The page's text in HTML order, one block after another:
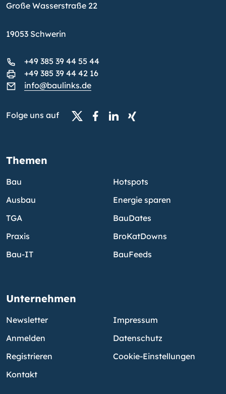
Große Wasserstraße 22
19053 Schwerin
+49 385 39 44 55 44
+49 385 39 44 42 16
info@baulinks.de
Folge uns auf
Themen
Bau
Ausbau
TGA
Praxis
Bau-IT
Hotspots
Energie sparen
BauDates
BroKatDowns
BauFeeds
Unternehmen
Newsletter
Anmelden
Registrieren
Kontakt
Impressum
Datenschutz
Cookie-Einstellungen